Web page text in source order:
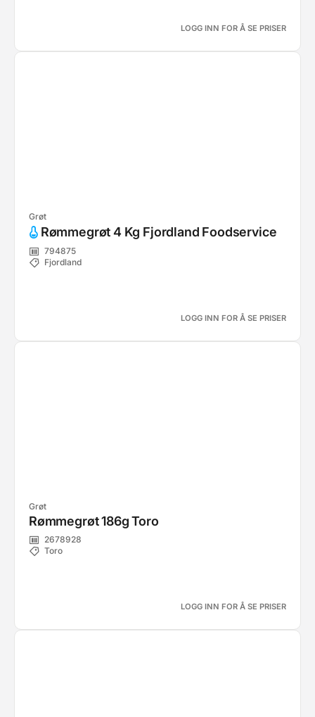
LOGG INN FOR Å SE PRISER
Grøt
Rømmegrøt 4 Kg Fjordland Foodservice
794875
Fjordland
LOGG INN FOR Å SE PRISER
Grøt
Rømmegrøt 186g Toro
2678928
Toro
LOGG INN FOR Å SE PRISER